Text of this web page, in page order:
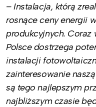
– Instalacja, którą
rosnące ceny energii
produkcyjnych.
Polsce dostrzega
instalacji
zainteresowanie
są tego najlepszym
najbliższym czasie